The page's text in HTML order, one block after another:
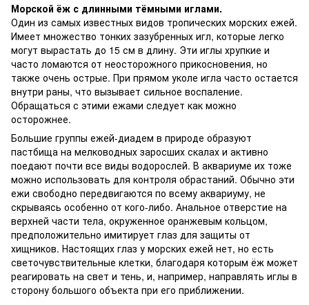
Морской ёж с длинными тёмными иглами.
Один из самых известных видов тропических морских ежей.
Имеет множество тонких зазубренных игл, которые легко
могут вырастать до 15 см в длину. Эти иглы хрупкие и
часто ломаются от неосторожного прикосновения, но
также очень острые. При прямом уколе игла часто остается
внутри раны, что вызывает сильное воспаление.
Обращаться с этими ежами следует как можно
осторожнее.
Большие группы ежей-диадем в природе образуют
пастбища на мелководных заросших скалах и активно
поедают почти все виды водорослей. В аквариуме их тоже
можно использовать для контроля обрастаний. Обычно эти
ежи свободно передвигаются по всему аквариуму, не
скрываясь особенно от кого-либо. Анальное отверстие на
верхней части тела, окруженное оранжевым кольцом,
предположительно имитирует глаз для защиты от
хищников. Настоящих глаз у морских ежей нет, но есть
светочувствительные клетки, благодаря которым ёж может
реагировать на свет и тень, и, например, направлять иглы в
сторону большого объекта при его приближении.